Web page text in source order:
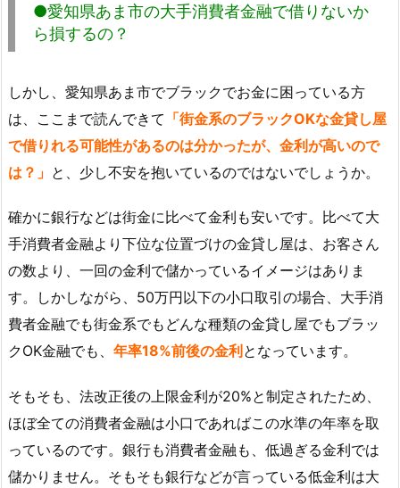
●愛知県あま市の大手消費者金融で借りないか
ら損するの？
しかし、愛知県あま市でブラックでお金に困っている方
は、ここまで読んできて 「街金系のブラックOKな金貸し屋
で借りれる可能性があるのは分かったが、金利が高いので
は？」 と、少し不安を抱いているのではないでしょうか。
確かに銀行などは街金に比べて金利も安いです。比べて大
手消費者金融より下位な位置づけの金貸し屋は、お客さん
の数より、一回の金利で儲かっているイメージはありま
す。しかしながら、50万円以下の小口取引の場合、大手消
費者金融でも街金系でもどんな種類の金貸し屋でもブラッ
クOK金融でも、 年率18%前後の金利 となっています。
そもそも、法改正後の上限金利が20%と制定されたため、
ほぼ全ての消費者金融は小口であればこの水準の年率を取
っているのです。銀行も消費者金融も、低過ぎる金利では
儲かりません。そもそも銀行などが言っている低金利は大